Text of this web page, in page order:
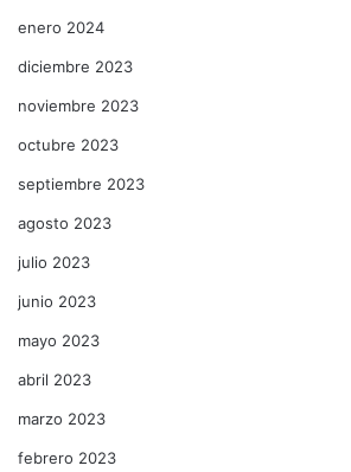
enero 2024
diciembre 2023
noviembre 2023
octubre 2023
septiembre 2023
agosto 2023
julio 2023
junio 2023
mayo 2023
abril 2023
marzo 2023
febrero 2023